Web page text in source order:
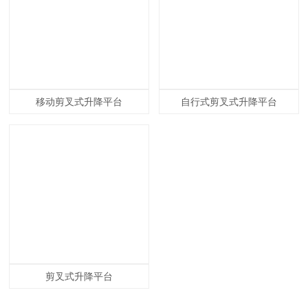
移动剪叉式升降平台 自行式剪叉式升降平台
剪叉式升降平台